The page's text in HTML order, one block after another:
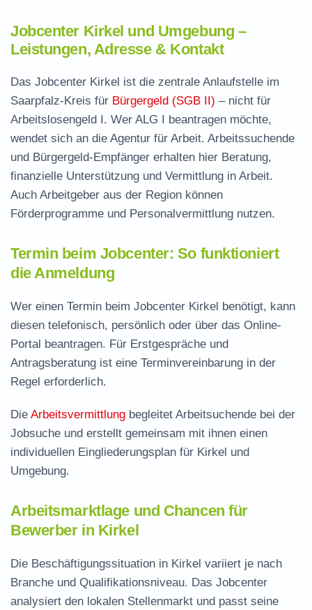
Jobcenter Kirkel und Umgebung –
Leistungen, Adresse & Kontakt
Das Jobcenter Kirkel ist die zentrale Anlaufstelle im
Saarpfalz-Kreis für Bürgergeld (SGB II) – nicht für
Arbeitslosengeld I. Wer ALG I beantragen möchte,
wendet sich an die Agentur für Arbeit. Arbeitssuchende
und Bürgergeld-Empfänger erhalten hier Beratung,
finanzielle Unterstützung und Vermittlung in Arbeit.
Auch Arbeitgeber aus der Region können
Förderprogramme und Personalvermittlung nutzen.
Termin beim Jobcenter: So funktioniert
die Anmeldung
Wer einen Termin beim Jobcenter Kirkel benötigt, kann
diesen telefonisch, persönlich oder über das Online-
Portal beantragen. Für Erstgespräche und
Antragsberatung ist eine Terminvereinbarung in der
Regel erforderlich.
Die Arbeitsvermittlung begleitet Arbeitsuchende bei der
Jobsuche und erstellt gemeinsam mit ihnen einen
individuellen Eingliederungsplan für Kirkel und
Umgebung.
Arbeitsmarktlage und Chancen für
Bewerber in Kirkel
Die Beschäftigungssituation in Kirkel variiert je nach
Branche und Qualifikationsniveau. Das Jobcenter
analysiert den lokalen Stellenmarkt und passt seine